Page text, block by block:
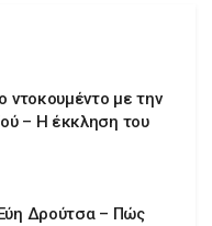
ντοκουμέντο με την
– Η έκκληση του
Δρούτσα – Πώς